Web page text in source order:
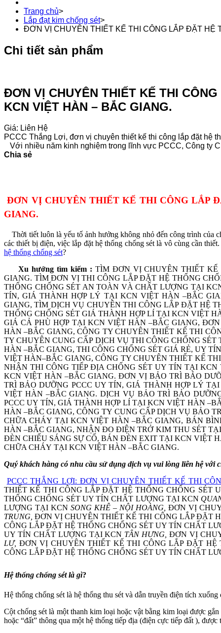
Trang chủ>
Lắp đạt kim chống sét>
ĐƠN VỊ CHUYÊN THIẾT KẾ THI CÔNG LẮP ĐẶT HỆ
Chi tiết sản phẩm
ĐƠN VỊ CHUYÊN THIẾT KẾ THI
KCN VIỆT HÀN – BẮC GIANG.
Giá: Liên Hệ
PCCC Thắng Lợi, đơn vị chuyên thiết kế thi công lắp đặt hệ
Với nhiều năm kinh nghiệm trong lĩnh vực PCCC, Công ty
Chia sẻ
ĐƠN VỊ CHUYÊN THIẾT KẾ THI CÔNG LẮP
GIANG.
Thời tiết luôn là yếu tố ảnh hưởng không nhỏ đến công trình của
các thiết bị điện, việc lắp đặt hệ thống chống sét là vô cùng cần
hệ thống chống sét?
Xu hướng tìm kiếm : TÌM ĐƠN VỊ CHUYÊN THIẾT
GIANG. TÌM ĐƠN VỊ THI CÔNG LẮP ĐẶT HỆ THỐNG
THỐNG CHỐNG SÉT AN TOÀN VÀ CHẤT LƯỢNG TẠI
TÍN, GIÁ THÀNH HỢP LÝ TẠI KCN VIỆT HÀN –BẮC
GIANG, TÌM DỊCH VỤ CHUYÊN THI CÔNG LẮP ĐẶT HỆ
THỐNG CHỐNG SÉT GIÁ THÀNH HỢP LÍ TẠI KCN VIỆT
GIÁ CẢ PHÙ HỢP TẠI KCN VIỆT HÀN –BẮC GIANG,
HÀN –BẮC GIANG, CÔNG TY CHUYÊN THIẾT KẾ THI
TY CHUYÊN CUNG CẤP DỊCH VỤ THI CÔNG CHỐNG
HÀN –BẮC GIANG, THI CÔNG CHỐNG SÉT GIÁ RẺ, UY
VIỆT HÀN–BẮC GIANG, CÔNG TY CHUYÊN THIẾT KẾ
NHẬN THI CÔNG TIẾP ĐỊA CHỐNG SÉT UY TÍN TẠI
KCN VIỆT HÀN –BẮC GIANG. ĐƠN VỊ BẢO TRÌ BẢO
TRÌ BẢO DƯỠNG PCCC UY TÍN, GIÁ THÀNH HỢP LÝ
VIỆT HÀN –BẮC GIANG. DỊCH VỤ BẢO TRÌ BẢO
PCCC UY TÍN, GIÁ THÀNH HỢP LÍ TẠI KCN VIỆT HÀN
HÀN –BẮC GIANG, CÔNG TY CUNG CẤP DỊCH VỤ BẢO
CHỮA CHÁY TẠI KCN VIỆT HÀN –BẮC GIANG, BÁN
HÀN –BẮC GIANG, NHẬN ĐO ĐIỆN TRỞ KIM THU SÉT
ĐÈN CHIẾU SÁNG SỰ CỐ, BÁN ĐÈN EXIT TẠI KCN VIỆT
CHỮA CHÁY TẠI KCN VIỆT HÀN –BẮC GIANG.
Quý khách hàng có nhu cầu sử dụng dịch vụ vui lòng liên hệ
PCCC THẮNG LỢI: ĐƠN VỊ CHUYÊN THIẾT KẾ THI
THIẾT KẾ THI CÔNG LẮP ĐẶT HỆ THỐNG CHỐNG SÉT
THỐNG CHỐNG SÉT UY TÍN CHẤT LƯỢNG TẠI KCN
LƯỢNG TẠI KCN SONG KHÊ – NỘI HOÀNG, ĐƠN VỊ
TRUNG,ĐƠN VỊ CHUYÊN THIẾT KẾ THI CÔNG LẮP ĐẶT
CÔNG LẮP ĐẶT HỆ THỐNG CHỐNG SÉT UY TÍN CHẤT
UY TÍN CHẤT LƯỢNG TẠI KCN TÂN HƯNG,ĐƠN VỊ
LƯ, ĐƠN VỊ CHUYÊN THIẾT KẾ THI CÔNG LẮP ĐẶT
CÔNG LẮP ĐẶT HỆ THỐNG CHỐNG SÉT UY TÍN CHẤT
Hệ thống chống sét là gì?
Hệ thống chống sét là hệ thống thu sét và dẫn truyền điện tích
Cột chống sét là một thanh kim loại hoặc vật bằng kim loại được
hoặc “đất” thông qua một hệ thống tiếp địa (điện cực tiếp đất ),